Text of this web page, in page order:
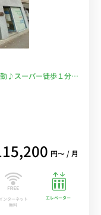
♪スーパー徒歩１分で
円〜 / 月
インターネット
無料
エレベーター